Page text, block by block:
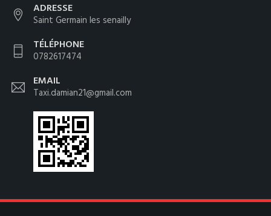
ADRESSE
Saint Germain les senailly
TÉLÉPHONE
0782617474
EMAIL
Taxi.damian21@gmail.com